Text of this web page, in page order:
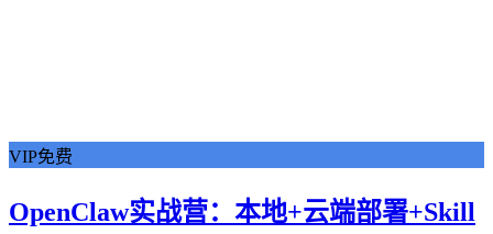
VIP免费
OpenClaw实战营：本地+云端部署+Skill